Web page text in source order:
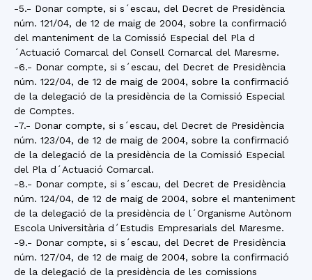
-5.- Donar compte, si s´escau, del Decret de Presidència
núm. 121/04, de 12 de maig de 2004, sobre la confirmació
del manteniment de la Comissió Especial del Pla d
´Actuació Comarcal del Consell Comarcal del Maresme.
-6.- Donar compte, si s´escau, del Decret de Presidència
núm. 122/04, de 12 de maig de 2004, sobre la confirmació
de la delegació de la presidència de la Comissió Especial
de Comptes.
-7.- Donar compte, si s´escau, del Decret de Presidència
núm. 123/04, de 12 de maig de 2004, sobre la confirmació
de la delegació de la presidència de la Comissió Especial
del Pla d´Actuació Comarcal.
-8.- Donar compte, si s´escau, del Decret de Presidència
núm. 124/04, de 12 de maig de 2004, sobre el manteniment
de la delegació de la presidència de l´Organisme Autònom
Escola Universitària d´Estudis Empresarials del Maresme.
-9.- Donar compte, si s´escau, del Decret de Presidència
núm. 127/04, de 12 de maig de 2004, sobre la confirmació
de la delegació de la presidència de les comissions